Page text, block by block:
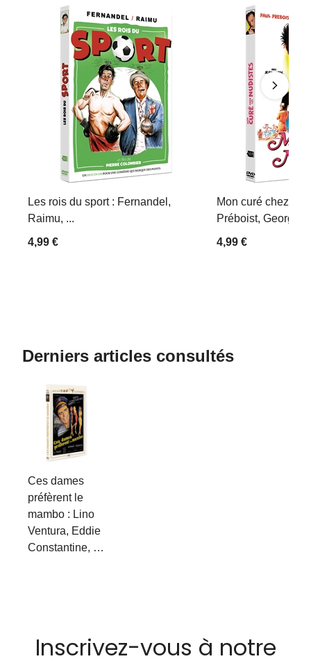
Les rois du sport : Fernandel,
Raimu, ...
4,99 €
Mon curé chez les
Préboist, Georges
4,99 €
Derniers articles consultés
Ces dames
préfèrent le
mambo : Lino
Ventura, Eddie
Constantine, …
Inscrivez-vous à notre